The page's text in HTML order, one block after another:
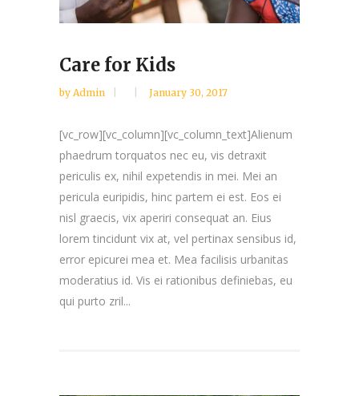
Care for Kids
by Admin January 30, 2017
[vc_row][vc_column][vc_column_text]Alienum
phaedrum torquatos nec eu, vis detraxit
periculis ex, nihil expetendis in mei. Mei an
pericula euripidis, hinc partem ei est. Eos ei
nisl graecis, vix aperiri consequat an. Eius
lorem tincidunt vix at, vel pertinax sensibus id,
error epicurei mea et. Mea facilisis urbanitas
moderatius id. Vis ei rationibus definiebas, eu
qui purto zril...